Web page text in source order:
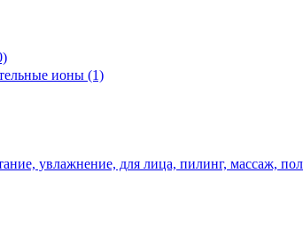
ионы (1)
увлажнение, для лица, пилинг, массаж,